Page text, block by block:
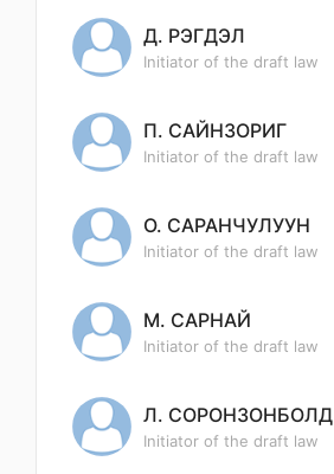
Д. РЭГДЭЛ
Initiator of the draft law
П. САЙНЗОРИГ
Initiator of the draft law
О. САРАНЧУЛУУН
Initiator of the draft law
М. САРНАЙ
Initiator of the draft law
Л. СОРОНЗОНБОЛД
Initiator of the draft law